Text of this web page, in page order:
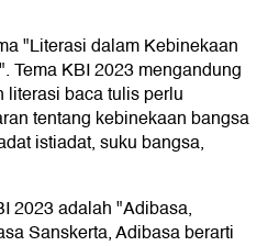
"Literasi dalam Kebinekaan
Tema KBI 2023 mengandung
literasi baca tulis perlu
tentang kebinekaan bangsa
istiadat, suku bangsa,
2023 adalah "Adibasa,
Sanskerta, Adibasa berarti